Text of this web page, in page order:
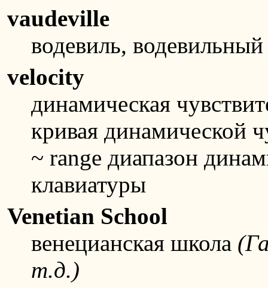
vaudeville
водевиль, водевильный
velocity
динамическая
кривая динамической
~ range диапазон
клавиатуры
Venetian School
венецианская школа
т.д.)